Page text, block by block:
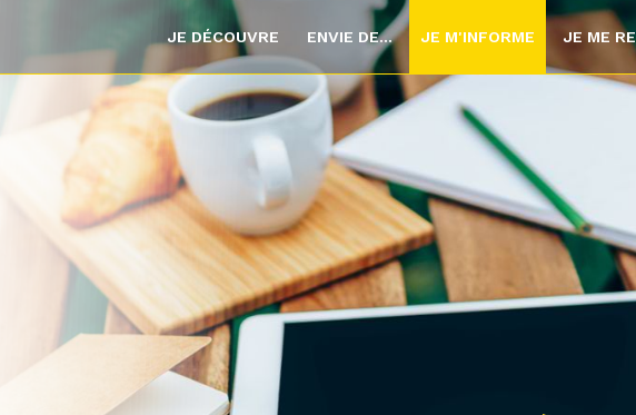
JE DÉCOUVRE ENVIE DE... JE M'INFORME JE ME